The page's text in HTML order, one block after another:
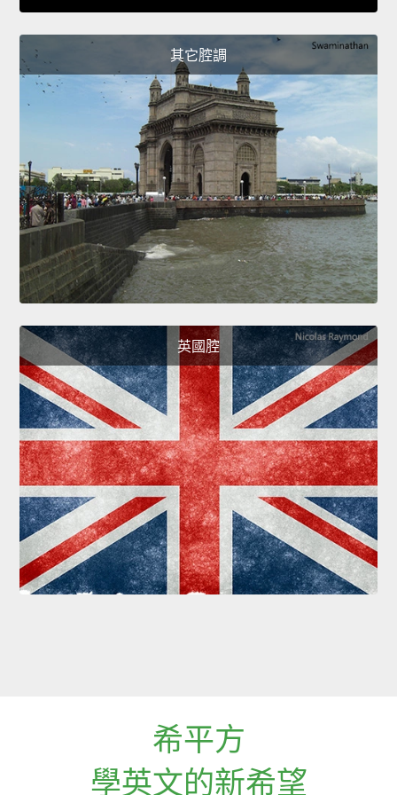
其它腔調
英國腔
希平方
學英文的新希望